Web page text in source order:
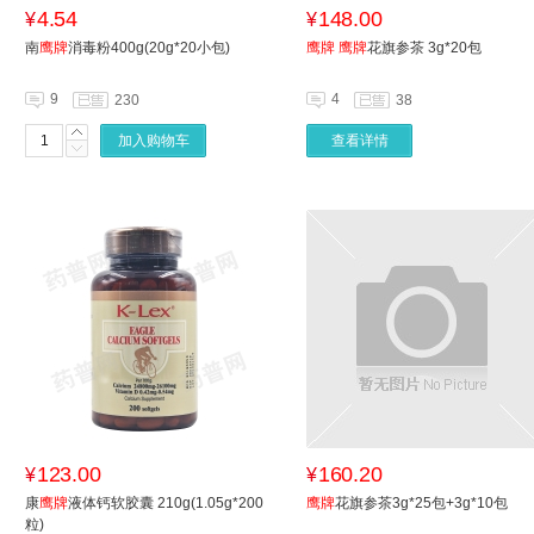
¥4.54
南鹰牌消毒粉400g(20g*20小包)
9 230
加入购物车
¥148.00
鹰牌 鹰牌花旗参茶 3g*20包
4 38
查看详情
¥123.00
康鹰牌液体钙软胶囊 210g(1.05g*200
粒)
¥160.20
鹰牌花旗参茶3g*25包+3g*10包